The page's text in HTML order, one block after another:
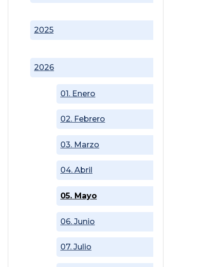
2025
2026
01. Enero
02. Febrero
03. Marzo
04. Abril
05. Mayo
06. Junio
07. Julio